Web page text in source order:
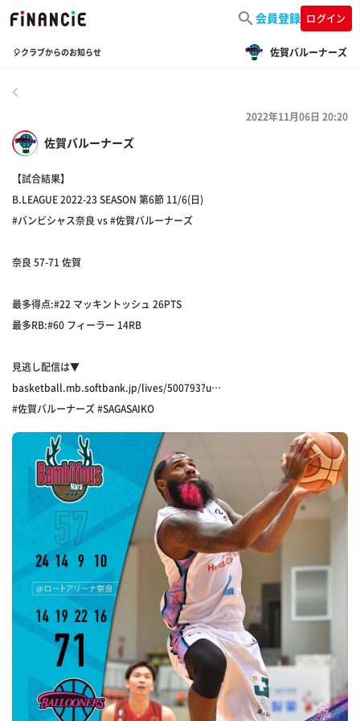
会員登録 ログイン
🎈クラブからのお知らせ 佐賀バルーナーズ
佐賀バルーナーズ
2022年11月06日 20:20
【試合結果】
B.LEAGUE 2022-23 SEASON 第6節 11/6(日)
#バンビシャス奈良 vs #佐賀バルーナーズ
奈良 57-71 佐賀
最多得点:#22 マッキントッシュ 26PTS
最多RB:#60 フィーラー 14RB
見逃し配信は▼
basketball.mb.softbank.jp/lives/500793?u…
#佐賀バルーナーズ #SAGASAIKO